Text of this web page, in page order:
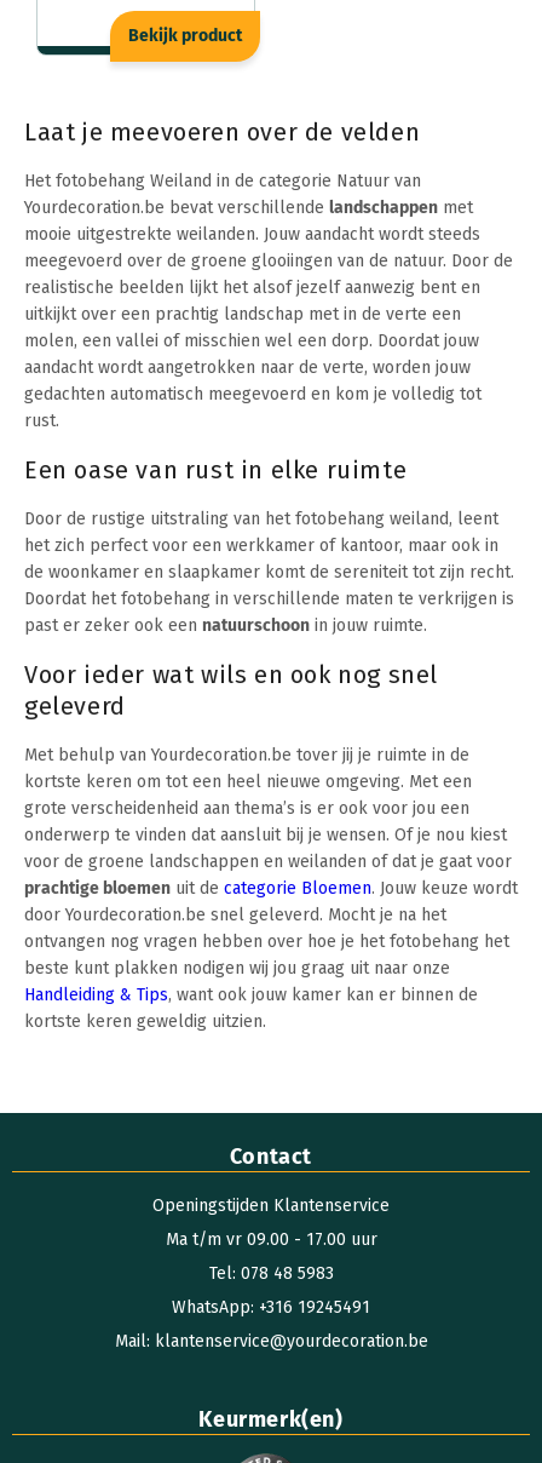
Bekijk product
Laat je meevoeren over de velden
Het fotobehang Weiland in de categorie Natuur van
Yourdecoration.be bevat verschillende landschappen met
mooie uitgestrekte weilanden. Jouw aandacht wordt steeds
meegevoerd over de groene glooiingen van de natuur. Door de
realistische beelden lijkt het alsof jezelf aanwezig bent en
uitkijkt over een prachtig landschap met in de verte een
molen, een vallei of misschien wel een dorp. Doordat jouw
aandacht wordt aangetrokken naar de verte, worden jouw
gedachten automatisch meegevoerd en kom je volledig tot
rust.
Een oase van rust in elke ruimte
Door de rustige uitstraling van het fotobehang weiland, leent
het zich perfect voor een werkkamer of kantoor, maar ook in
de woonkamer en slaapkamer komt de sereniteit tot zijn recht.
Doordat het fotobehang in verschillende maten te verkrijgen is
past er zeker ook een natuurschoon in jouw ruimte.
Voor ieder wat wils en ook nog snel
geleverd
Met behulp van Yourdecoration.be tover jij je ruimte in de
kortste keren om tot een heel nieuwe omgeving. Met een
grote verscheidenheid aan thema’s is er ook voor jou een
onderwerp te vinden dat aansluit bij je wensen. Of je nou kiest
voor de groene landschappen en weilanden of dat je gaat voor
prachtige bloemen uit de categorie Bloemen. Jouw keuze wordt
door Yourdecoration.be snel geleverd. Mocht je na het
ontvangen nog vragen hebben over hoe je het fotobehang het
beste kunt plakken nodigen wij jou graag uit naar onze
Handleiding & Tips, want ook jouw kamer kan er binnen de
kortste keren geweldig uitzien.
Contact
Openingstijden Klantenservice
Ma t/m vr 09.00 - 17.00 uur
Tel: 078 48 5983
WhatsApp: +316 19245491
Mail: klantenservice@yourdecoration.be
Keurmerk(en)